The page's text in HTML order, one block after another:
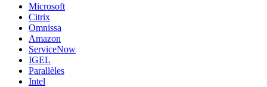
Microsoft
Citrix
Omnissa
Amazon
ServiceNow
IGEL
Parallèles
Intel